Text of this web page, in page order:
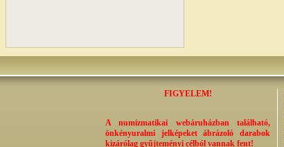
FIGYELEM!
A numizmatikai webáruházban található,
önkényuralmi jelképeket ábrázoló darabok
kizárólag gyűjteményi célból vannak fent!